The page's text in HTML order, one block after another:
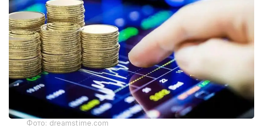
Фото: dreamstime.com